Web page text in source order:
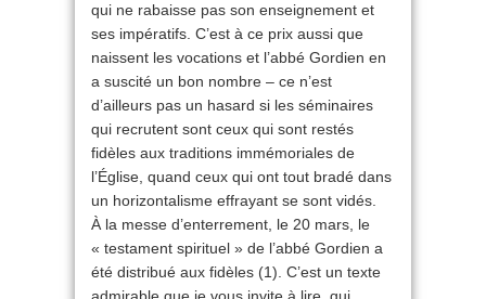
qui ne rabaisse pas son enseignement et
ses impératifs. C’est à ce prix aussi que
naissent les vocations et l’abbé Gordien en
a suscité un bon nombre – ce n’est
d’ailleurs pas un hasard si les séminaires
qui recrutent sont ceux qui sont restés
fidèles aux traditions immémoriales de
l’Église, quand ceux qui ont tout bradé dans
un horizontalisme effrayant se sont vidés.
À la messe d’enterrement, le 20 mars, le
« testament spirituel » de l’abbé Gordien a
été distribué aux fidèles (1). C’est un texte